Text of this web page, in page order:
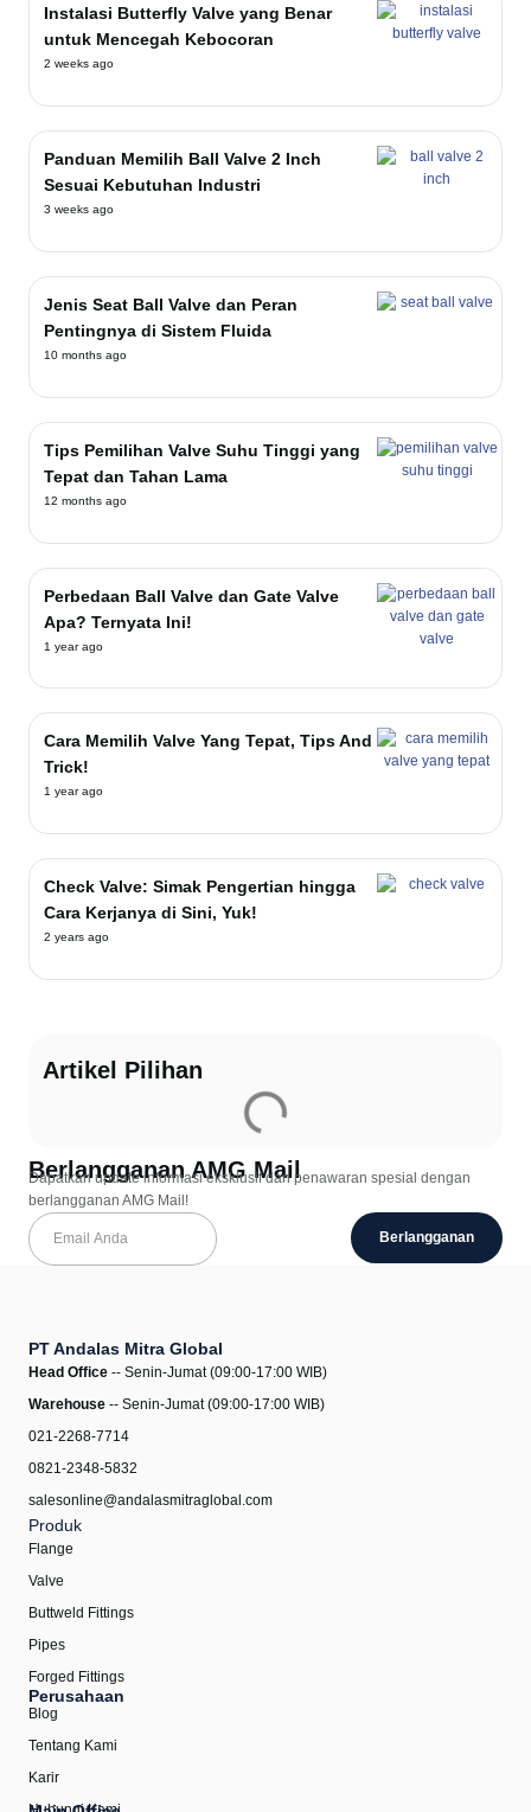
Instalasi Butterfly Valve yang Benar
untuk Mencegah Kebocoran
2 weeks ago
Panduan Memilih Ball Valve 2 Inch
Sesuai Kebutuhan Industri
3 weeks ago
Jenis Seat Ball Valve dan Peran
Pentingnya di Sistem Fluida
10 months ago
Tips Pemilihan Valve Suhu Tinggi yang
Tepat dan Tahan Lama
12 months ago
Perbedaan Ball Valve dan Gate Valve
Apa? Ternyata Ini!
1 year ago
Cara Memilih Valve Yang Tepat, Tips And
Trick!
1 year ago
Check Valve: Simak Pengertian hingga
Cara Kerjanya di Sini, Yuk!
2 years ago
Artikel Pilihan
Berlangganan AMG Mail
Dapatkan update informasi eksklusif dan penawaran spesial dengan
berlangganan AMG Mail!
Berlangganan
PT Andalas Mitra Global
Head Office -- Senin-Jumat (09:00-17:00 WIB)
Warehouse -- Senin-Jumat (09:00-17:00 WIB)
021-2268-7714
0821-2348-5832
salesonline@andalasmitraglobal.com
Produk
Flange
Valve
Buttweld Fittings
Pipes
Forged Fittings
Perusahaan
Blog
Tentang Kami
Karir